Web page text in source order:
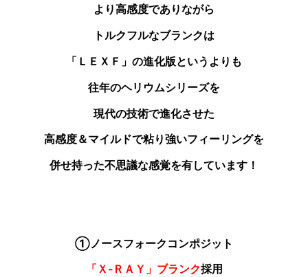
より高感度でありながら
トルクフルなブランクは
「ＬＥＸＦ」の進化版というよりも
往年のヘリウムシリーズを
現代の技術で進化させた
高感度＆マイルドで粘り強いフィーリングを
併せ持った不思議な感覚を有しています！
①ノースフォークコンポジット
「Ｘ‐ＲＡＹ」ブランク採用